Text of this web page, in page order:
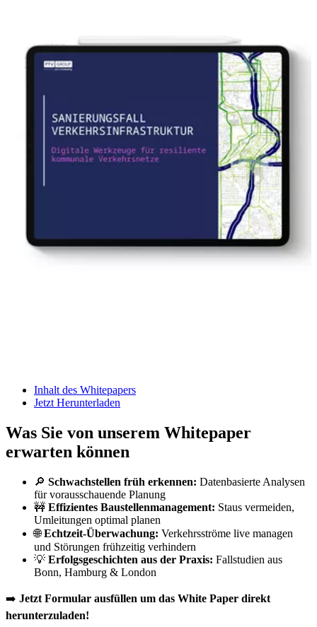
Inhalt des Whitepapers
Jetzt Herunterladen
Was Sie von unserem Whitepaper
erwarten können
🔎 Schwachstellen früh erkennen: Datenbasierte Analysen
für vorausschauende Planung
🚧 Effizientes Baustellenmanagement: Staus vermeiden,
Umleitungen optimal planen
🌐Echtzeit-Überwachung: Verkehrsströme live managen
und Störungen frühzeitig verhindern
💡 Erfolgsgeschichten aus der Praxis: Fallstudien aus
Bonn, Hamburg & London
➡️ Jetzt Formular ausfüllen um das White Paper direkt
herunterzuladen!